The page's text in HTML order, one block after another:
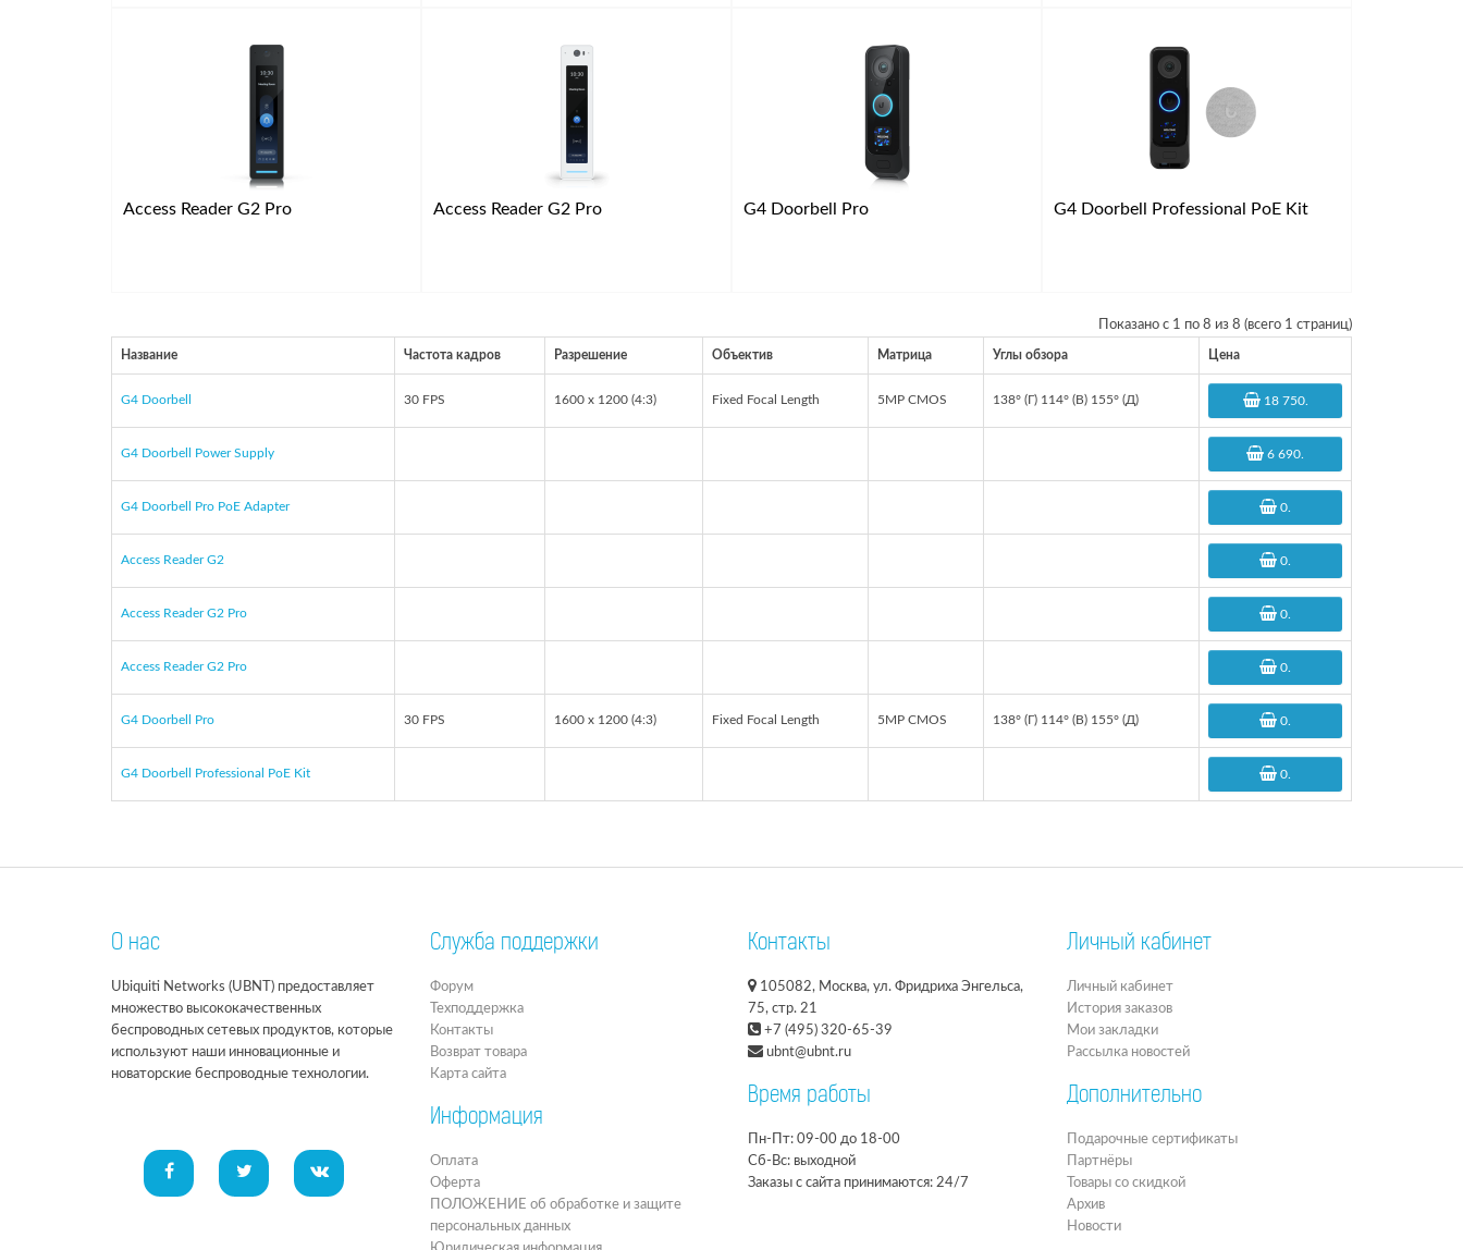
Access Reader G2 Pro Access Reader G2 Pro G4 Doorbell Pro G4 Doorbell Professional PoE Kit
Показано с 1 по 8 из 8 (всего 1 страниц)
Название Частота кадров Разрешение Объектив Матрица Углы обзора Цена
G4 Doorbell 30 FPS 1600 x 1200 (4:3) Fixed Focal Length 5MP CMOS 138° (Г) 114° (В) 155° (Д) 18 750.
G4 Doorbell Power Supply 6 690
G4 Doorbell Pro PoE Adapter 0
Access Reader G2 0
Access Reader G2 Pro 0
Access Reader G2 Pro 0
G4 Doorbell Pro 30 FPS 1600 x 1200 (4:3) Fixed Focal Length 5MP CMOS 138° (Г) 114° (В) 155° (Д) 0
G4 Doorbell Professional PoE Kit 0
О нас
Ubiquiti Networks (UBNT) предоставляет
множество высококачественных
беспроводных сетевых продуктов, которые
используют наши инновационные и
новаторские беспроводные технологии.
Служба поддержки
Форум
Техподдержка
Контакты
Возврат товара
Карта сайта
Информация
Оплата
Оферта
ПОЛОЖЕНИЕ об обработке и защите
персональных данных
Контакты
105082, Москва, ул. Фридриха Энгельса,
75, стр. 21
+7 (495) 320-65-39
ubnt@ubnt.ru
Время работы
Пн-Пт: 09-00 до 18-00
Сб-Вс: выходной
Заказы с сайта принимаются: 24/7
Личный кабинет
Личный кабинет
История заказов
Мои закладки
Рассылка новостей
Дополнительно
Подарочные сертификаты
Партнёры
Товары со скидкой
Архив
Новости